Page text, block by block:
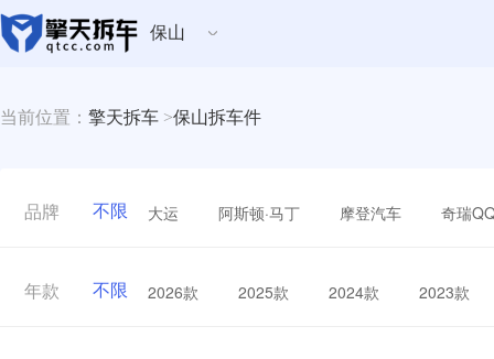
保山
当前位置： 擎天拆车 >保山拆车件
品牌 不限 大运 阿斯顿·马丁 摩登汽车 奇瑞
年款 不限 2026款 2025款 2024款 2023款